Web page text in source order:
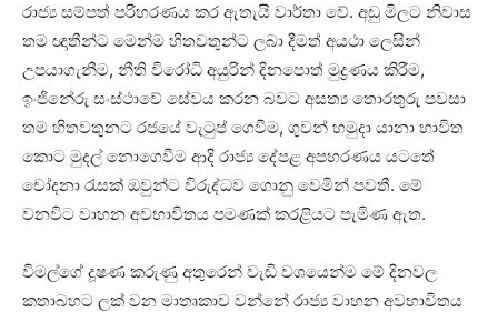
රාජ්‍ය සම්පත් පරිහරණය කර ඇතැයි වාර්තා වේ. අඩු මිලට නිවාස
තම ඥාතීන්ට මෙන්ම හිතවතුන්ට ලබා දීමත් අයථා ලෙසින්
උපයාගැනීම, නීති විරෝධි අයුරින් දිනපොත් මුද්‍රණය කිරීම,
ඉංජිනේරු සංස්ථාවේ සේවය කරන බවට අසත්‍ය තොරතුරු පවසා
තම හිතවතුනට රජයේ වැටුප් ගෙවීම, ගුවන් හමුදා යානා භාවිත
කොට මුදල් නොගෙවීම ආදි රාජ්‍ය දේපළ අපහරණය යටතේ
චෝදනා රැසක් ඔවුන්ට විරුද්ධව ගොනු වෙමින් පවතී. මේ
වනවිට වාහන අවභාවිතය පමණක් කරළියට පැමිණ ඇත.
විමල්ගේ දූෂණ කරුණු අතුරෙන් වැඩි වශයෙන්ම මේ දිනවල
කතාබහට ලක් වන මාතෘකාව වන්නේ රාජ්‍ය වාහන අවභාවිතය